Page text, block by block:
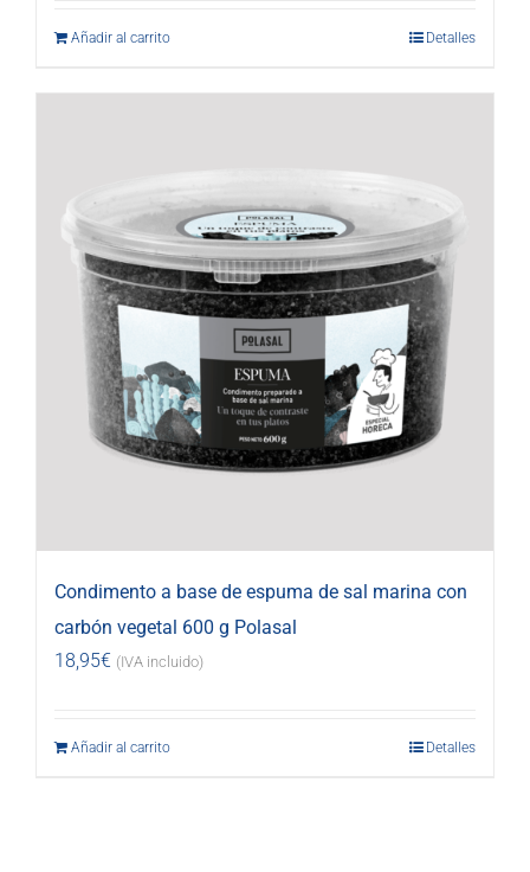
Añadir al carrito Detalles
Condimento a base de espuma de sal marina con
carbón vegetal 600 g Polasal
18,95€ (IVA incluido)
Añadir al carrito Detalles